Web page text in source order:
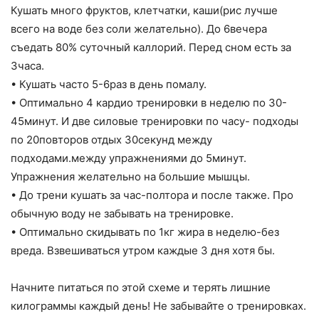
Кушать много фруктов, клетчатки, каши(рис лучше
всего на воде без соли желательно). До 6вечера
съедать 80% суточный каллорий. Перед сном есть за
3часа.
• Кушать часто 5-6раз в день помалу.
• Оптимально 4 кардио тренировки в неделю по 30-
45минут. И две силовые тренировки по часу- подходы
по 20повторов отдых 30секунд между
подходами.между упражнениями до 5минут.
Упражнения желательно на большие мышцы.
• До трени кушать за час-полтора и после также. Про
обычную воду не забывать на тренировке.
• Оптимально скидывать по 1кг жира в неделю-без
вреда. Взвешиваться утром каждые 3 дня хотя бы.
Начните питаться по этой схеме и терять лишние
килограммы каждый день! Не забывайте о тренировках.